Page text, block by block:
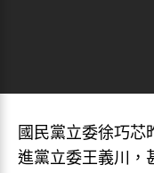
國民黨立委徐巧芯
進黨立委王義川，